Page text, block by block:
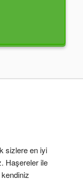
sizlere en iyi
Haşereler ile